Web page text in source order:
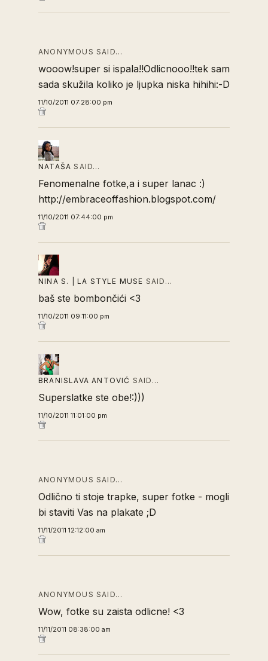
ANONYMOUS SAID…
wooow!super si ispala!!Odlicnooo!!tek sam
sada skužila koliko je ljupka niska hihihi:-D
11/10/2011 07:28:00 pm
NATAŠA SAID…
Fenomenalne fotke,a i super lanac :)
http://embraceoffashion.blogspot.com/
11/10/2011 07:44:00 pm
NINA S. | LA STYLE MUSE SAID…
baš ste bombončići <3
11/10/2011 09:11:00 pm
BRANISLAVA ANTOVIĆ SAID…
Superslatke ste obe!:)))
11/10/2011 11:01:00 pm
ANONYMOUS SAID…
Odlično ti stoje trapke, super fotke - mogli
bi staviti Vas na plakate ;D
11/11/2011 12:12:00 am
ANONYMOUS SAID…
Wow, fotke su zaista odlicne! <3
11/11/2011 08:38:00 am